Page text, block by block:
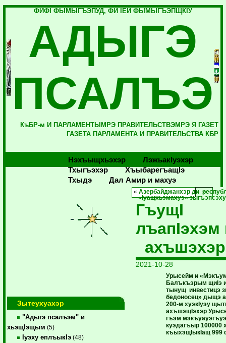
ФИФI ФЫМЫГЪЭПУД, ФИ IЕЙ ФЫМЫГЪЭПЩКIУ
АДЫГЭ
ПСАЛЪЭ
КъБР-м И ПАРЛАМЕНТЫМРЭ ПРАВИТЕЛЬСТВЭМРЭ Я ГАЗЕТ
ГАЗЕТА ПАРЛАМЕНТА И ПРАВИТЕЛЬСТВА КБР
Нэхъыщхьэхэр
Лэжьакlуэхэр
Тхыгъэхэр
Хъыбарегъащlэ
Тхыдэ
Дал Амир и махуэ
Зытеухуахэр
"Адыгэ псалъэм" и
хьэщIэщым (5)
Iуэху еплъыкIэ (48)
«Азербайджанхэр ди
«Iуащхьэмахуэ»
ГъущI
ахъшэхэр
2021-10-28
Урысейм и
Балъкъэрым щиIэ
тынущ инвестицэ
бедоносец» дыщэ
200-м хуэкIуэу
ахъшэщIэхэр
гъэм
куэдагъыр 100000
къыхэщIыкIащ 999